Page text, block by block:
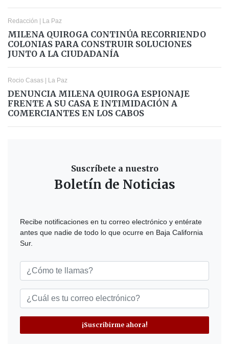
Redacción | La Paz
MILENA QUIROGA CONTINÚA RECORRIENDO
COLONIAS PARA CONSTRUIR SOLUCIONES
JUNTO A LA CIUDADANÍA
Rocio Casas | La Paz
DENUNCIA MILENA QUIROGA ESPIONAJE
FRENTE A SU CASA E INTIMIDACIÓN A
COMERCIANTES EN LOS CABOS
Suscríbete a nuestro
Boletín de Noticias
Recibe notificaciones en tu correo electrónico y entérate
antes que nadie de todo lo que ocurre en Baja California
Sur.
¡Suscribirme ahora!